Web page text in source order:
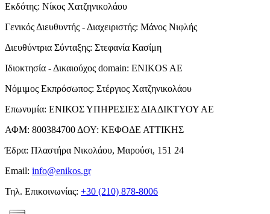
Εκδότης: Νίκος Χατζηνικολάου
Γενικός Διευθυντής - Διαχειριστής: Μάνος Νιφλής
Διευθύντρια Σύνταξης: Στεφανία Κασίμη
Ιδιοκτησία - Δικαιούχος domain: ENIKOS AE
Νόμιμος Εκπρόσωπος: Στέργιος Χατζηνικολάου
Επωνυμία: ΕΝΙΚΟΣ ΥΠΗΡΕΣΙΕΣ ΔΙΑΔΙΚΤΥΟΥ ΑΕ
ΑΦΜ: 800384700 ΔΟΥ: ΚΕΦΟΔΕ ΑΤΤΙΚΗΣ
Έδρα: Πλαστήρα Νικολάου, Μαρούσι, 151 24
Email: info@enikos.gr
Τηλ. Επικοινωνίας: +30 (210) 878-8006